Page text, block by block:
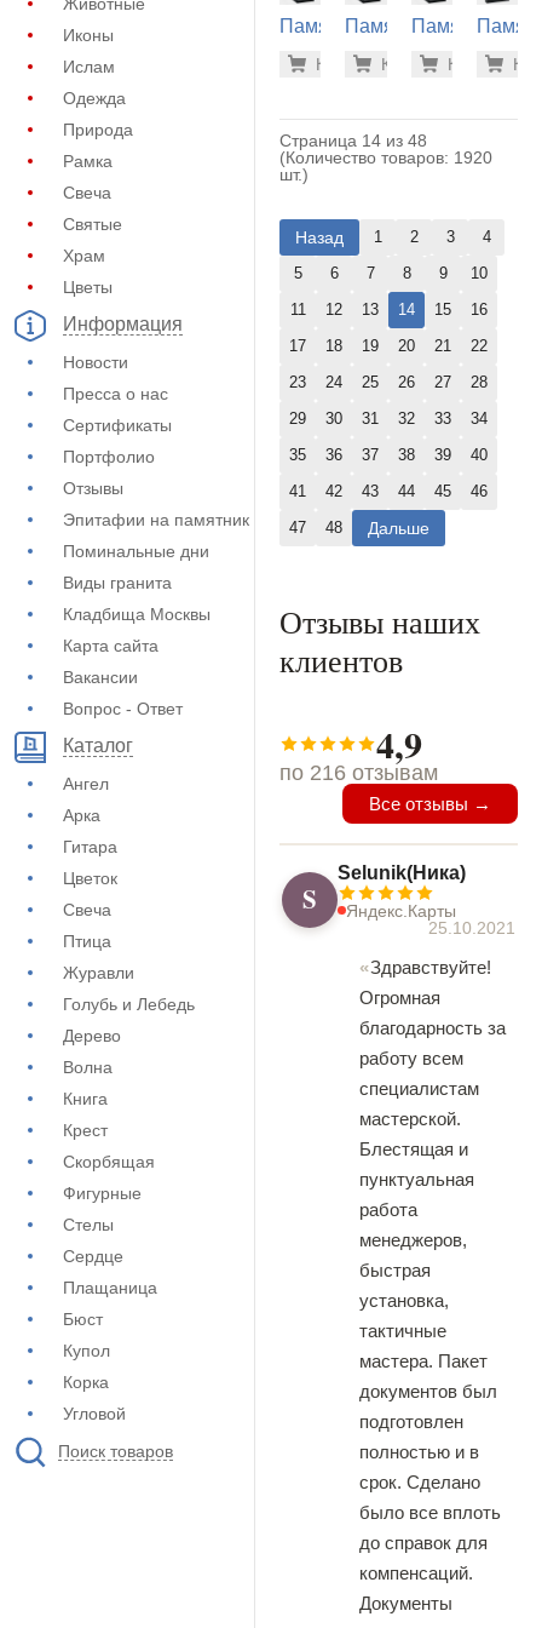
Иконы
Ислам
Одежда
Природа
Рамка
Свеча
Святые
Храм
Цветы
Информация
Новости
Пресса о нас
Сертификаты
Портфолио
Отзывы
Эпитафии на памятник
Поминальные дни
Виды гранита
Кладбища Москвы
Карта сайта
Вакансии
Вопрос - Ответ
Каталог
Ангел
Арка
Гитара
Цветок
Свеча
Птица
Журавли
Голубь и Лебедь
Дерево
Волна
Книга
Крест
Скорбящая
Фигурные
Стелы
Сердце
Плащаница
Бюст
Купол
Корка
Угловой
Поиск товаров
Памятник
гранита
-7% 33.800
Купить
Памятник
гранита
-7%
Купить
Памятник
гранита
-
Купить
Страница 14 из 48
(Количество товаров: 1920
шт.)
Назад 1 2 3
4
5
6 7 8 9
10
11
12 13 14 15
16
17
18 19 20 21
22
23
24 25 26 27
28
29
30 31 32 33
34
35
36 37 38 39
40
41
42 43 44 45
46
47
48 Дальше
Отзывы наших
клиентов
4,9
по 216 отзывам
Все отзывы →
S
Selunik(Ника)
Яндекс.Карты
25.10.2021
Здравствуйте!
Огромная
благодарность за
работу всем
специалистам
мастерской.
Блестящая и
пунктуальная
работа
менеджеров,
быстрая
установка,
тактичные
мастера. Пакет
документов был
подготовлен
полностью и в
срок. Сделано
было все вплоть
до справок для
компенсаций.
Документы